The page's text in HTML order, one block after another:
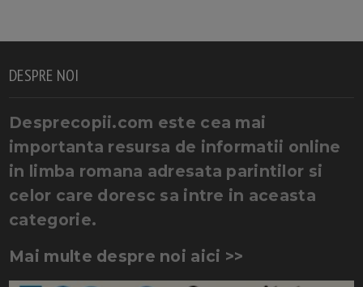
DESPRE NOI
Desprecopii.com este cea mai
importanta resursa de informatii online
in limba romana adresata parintilor si
celor care doresc sa intre in aceasta
categorie.
Mai multe despre noi aici >>